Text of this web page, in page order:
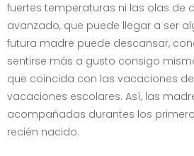
fuertes temperaturas ni las olas de
avanzado, que puede llegar a ser
futura madre puede descansar,
sentirse más a gusto consigo
que coincida con las vacaciones
vacaciones escolares. Así, las
acompañadas durantes los
recién nacido.